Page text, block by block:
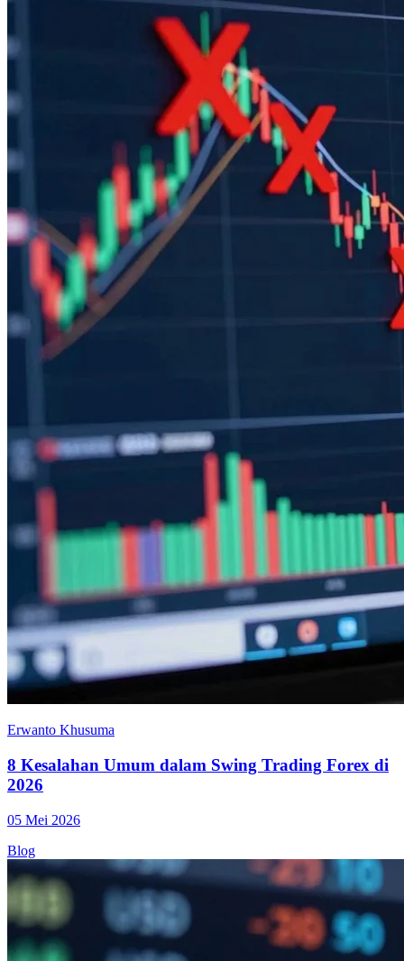
Erwanto Khusuma
8 Kesalahan Umum dalam Swing Trading Forex di
2026
05 Mei 2026
Blog